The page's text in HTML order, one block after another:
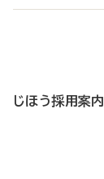
じほう採用案内